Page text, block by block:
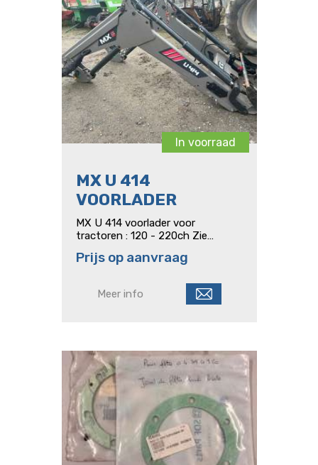
In voorraad
MX U 414
VOORLADER
MX U 414 voorlader voor
tractoren : 120 - 220ch Zie
Prijs op aanvraag
Meer info